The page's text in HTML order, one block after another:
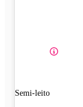
Semi-leito